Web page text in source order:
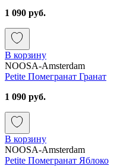
1 090 руб.
В корзину
NOOSA-Amsterdam
Petite Помегранат Гранат
1 090 руб.
В корзину
NOOSA-Amsterdam
Petite Помегранат Яблоко